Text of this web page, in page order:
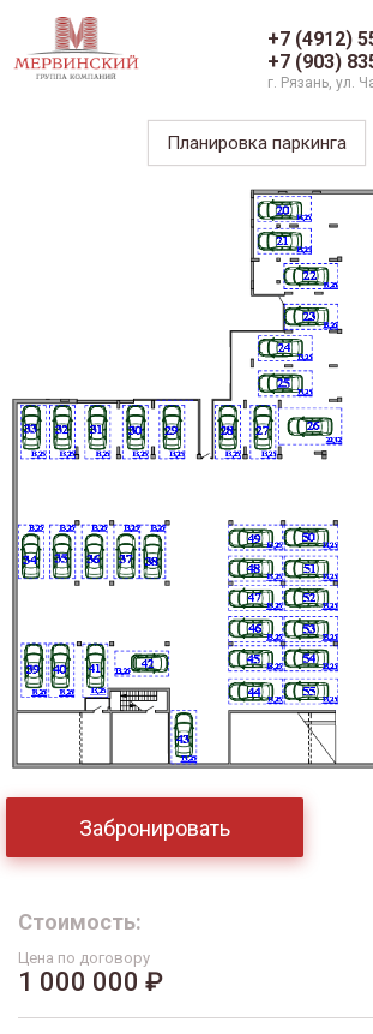
+7 (4912)
+7 (903)
г. Рязань, ул.
Планировка паркинга
Забронировать
Стоимость:
Цена по договору
1 000 000 ₽